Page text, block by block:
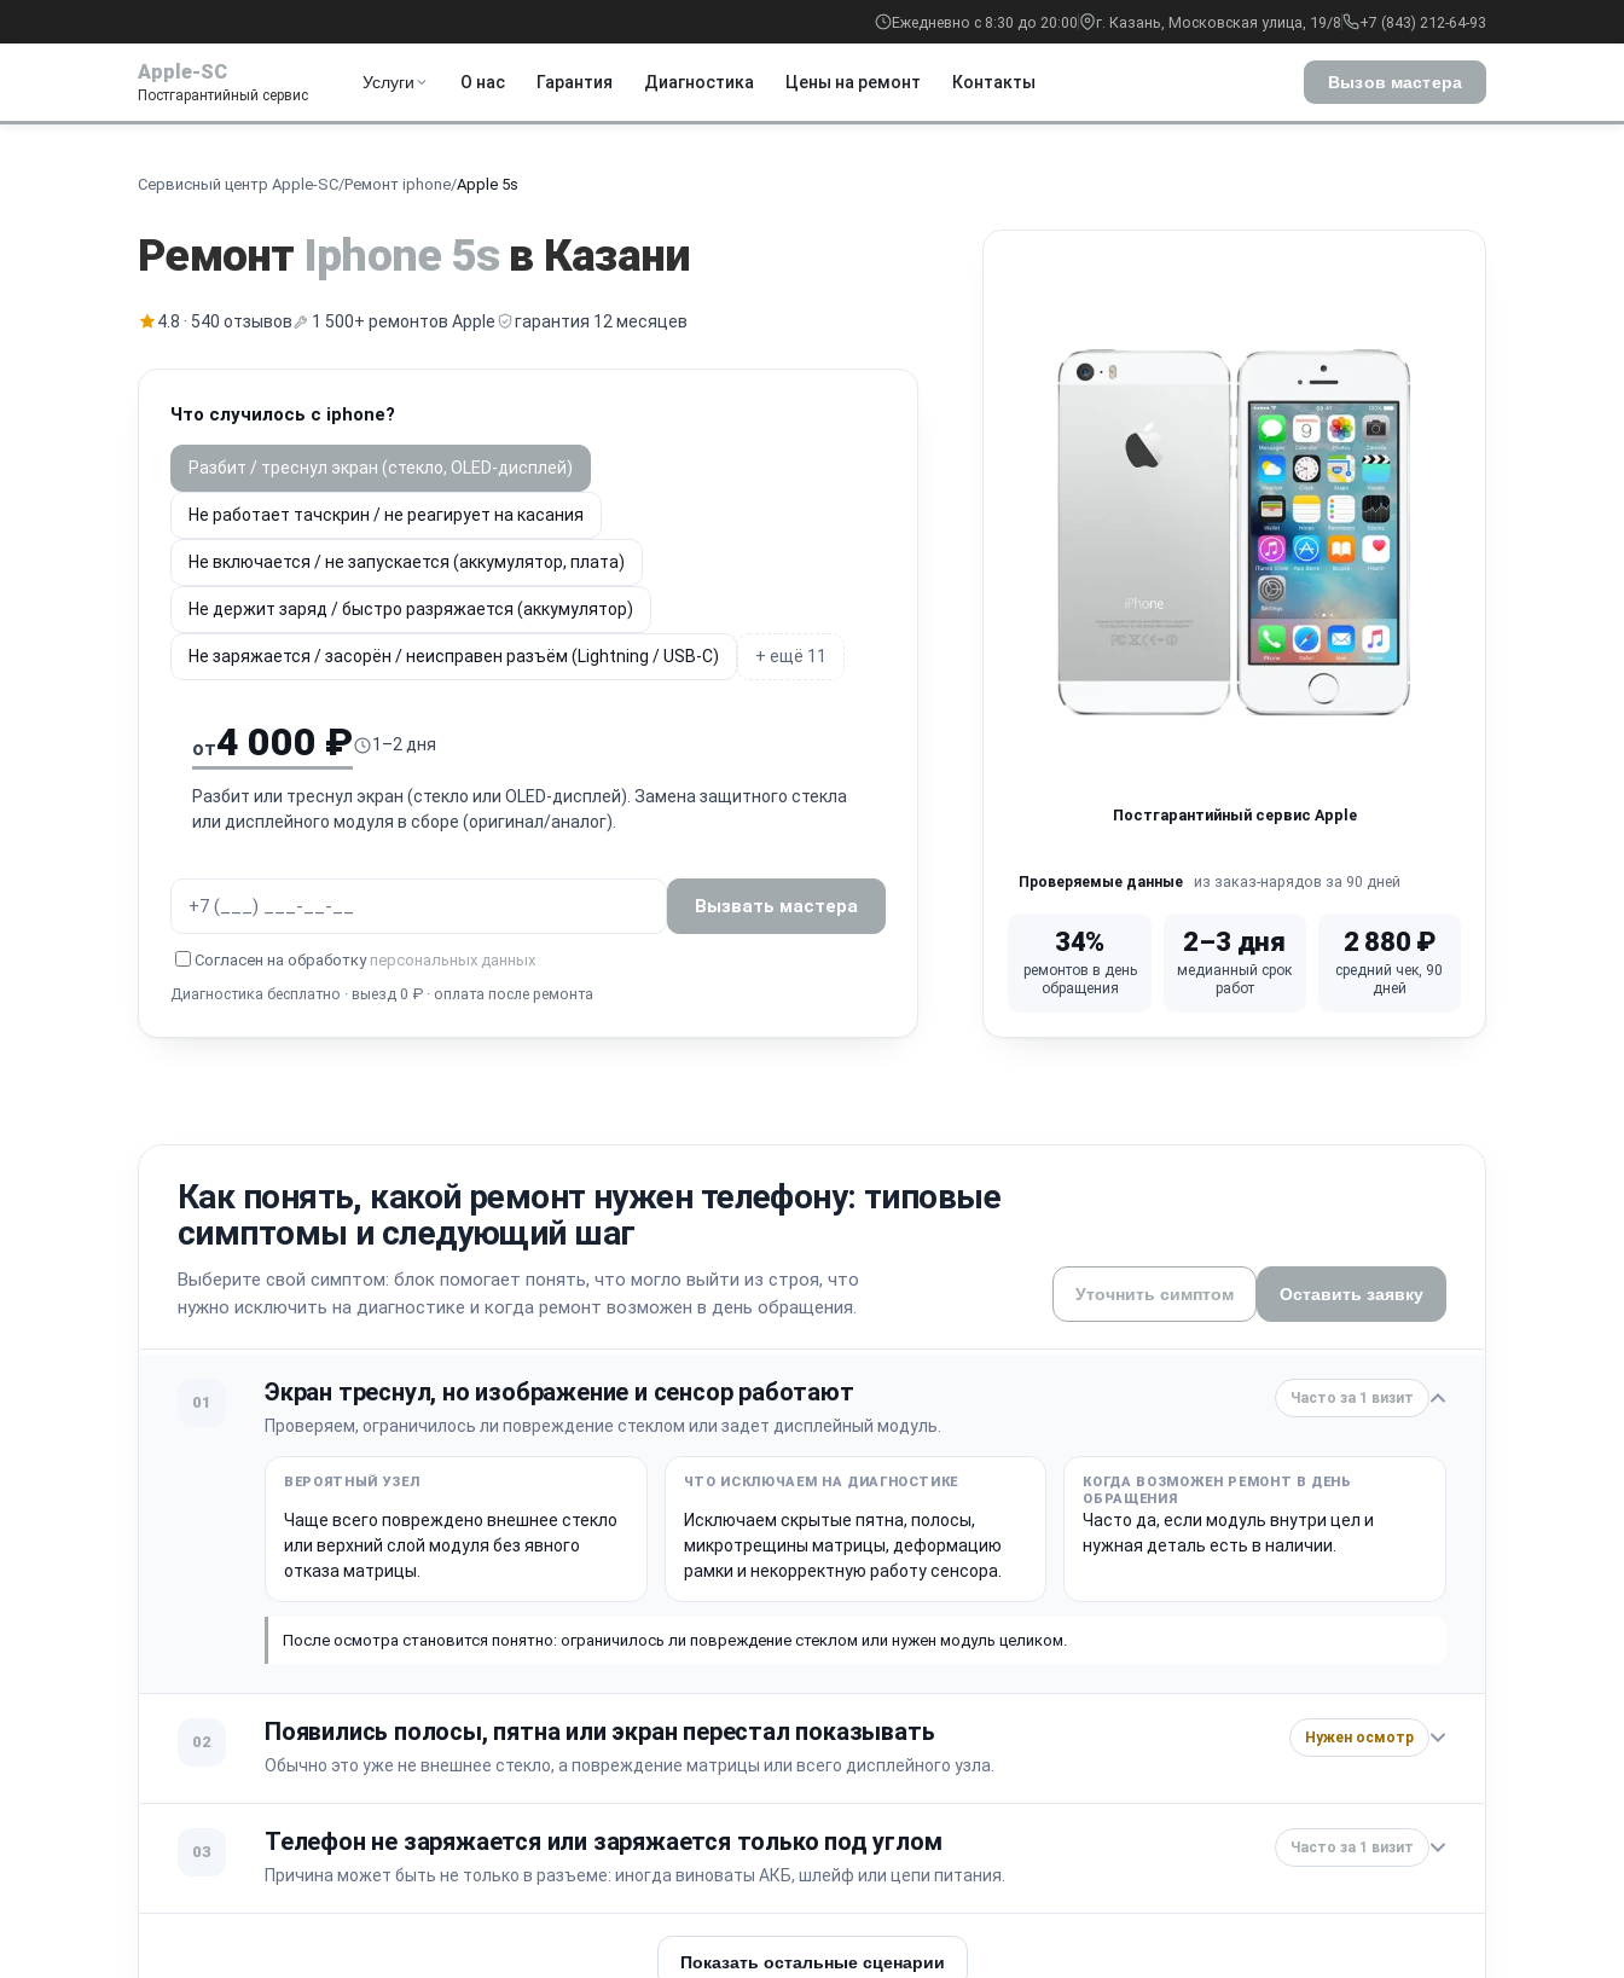
Ежедневно с 8:30 до 20:00 г. Казань, Московская улица, 19/8 +7 (843) 212-64-93
Apple-SC
Постгарантийный сервис
Услуги О нас Гарантия Диагностика Цены на ремонт Контакты Вызов мастера
Сервисный центр Apple-SC/Ремонт iphone/Apple 5s
Ремонт Iphone 5s в Казани
4.8 · 540 отзывов 1 500+ ремонтов Apple гарантия 12 месяцев
Что случилось с iphone?
Разбит / треснул экран (стекло, OLED-дисплей)
Не работает тачскрин / не реагирует на касания
Не включается / не запускается (аккумулятор, плата)
Не держит заряд / быстро разряжается (аккумулятор)
Не заряжается / засорён / неисправен разъём (Lightning / USB-C) + ещё 11
от4 000 ₽ 1–2 дня
Разбит или треснул экран (стекло или OLED-дисплей). Замена защитного стекла
или дисплейного модуля в сборе (оригинал/аналог).
Вызвать мастера
Согласен на обработку персональных данных
Диагностика бесплатно · выезд 0 ₽ · оплата после ремонта
Постгарантийный сервис Apple
Проверяемые данные из заказ-нарядов за 90 дней
34%
ремонтов в день
обращения
2–3 дня
медианный срок
работ
2 880 ₽
средний чек, 90
дней
Как понять, какой ремонт нужен телефону: типовые
симптомы и следующий шаг
Выберите свой симптом: блок помогает понять, что могло выйти из строя, что
нужно исключить на диагностике и когда ремонт возможен в день обращения.
Уточнить симптом Оставить заявку
01 Экран треснул, но изображение и сенсор работают
Проверяем, ограничилось ли повреждение стеклом или задет дисплейный модуль.
Часто за 1 визит
Чаще всего повреждено внешнее стекло
или верхний слой модуля без явного
отказа матрицы.
Исключаем скрытые пятна, полосы,
микротрещины матрицы, деформацию
рамки и некорректную работу сенсора.
Часто да, если модуль внутри цел и
нужная деталь есть в наличии.
После осмотра становится понятно: ограничилось ли повреждение стеклом или нужен модуль целиком.
02 Появились полосы, пятна или экран перестал показывать
Обычно это уже не внешнее стекло, а повреждение матрицы или всего дисплейного узла.
Нужен осмотр
03 Телефон не заряжается или заряжается только под углом
Причина может быть не только в разъеме: иногда виноваты АКБ, шлейф или цепи питания.
Часто за 1 визит
Показать остальные сценарии